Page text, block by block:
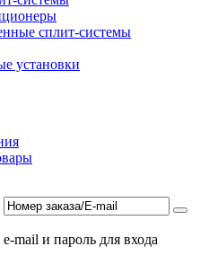
сплит-системы
установки
mail и пароль для входа